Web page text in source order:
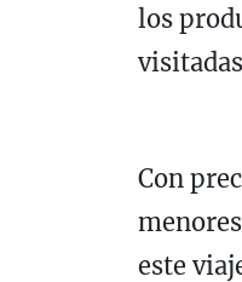
los
Con
este